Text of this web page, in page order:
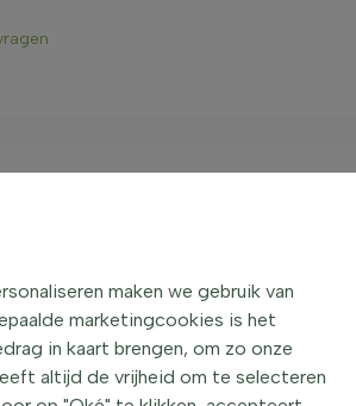
een opgaande
De
Boksdoorn is
tuin. De plant is
maken we gebruik van
marketingcookies is het
in kaart brengen, om zo onze
altijd de vrijheid om te selecteren